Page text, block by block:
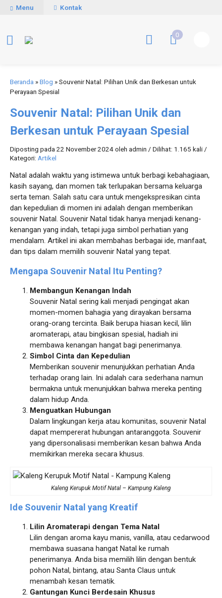
Menu Kontak
0
Beranda »Blog »Souvenir Natal: Pilihan Unik dan Berkesan untuk
Perayaan Spesial
Souvenir Natal: Pilihan Unik dan
Berkesan untuk Perayaan Spesial
Diposting pada 22 November 2024 oleh admin / Dilihat: 1.165 kali /
Kategori: Artikel
Natal adalah waktu yang istimewa untuk berbagi kebahagiaan,
kasih sayang, dan momen tak terlupakan bersama keluarga
serta teman. Salah satu cara untuk mengekspresikan cinta
dan kepedulian di momen ini adalah dengan memberikan
souvenir Natal. Souvenir Natal tidak hanya menjadi kenang-
kenangan yang indah, tetapi juga simbol perhatian yang
mendalam. Artikel ini akan membahas berbagai ide, manfaat,
dan tips dalam memilih souvenir Natal yang tepat.
Mengapa Souvenir Natal Itu Penting?
Membangun Kenangan Indah
Souvenir Natal sering kali menjadi pengingat akan
momen-momen bahagia yang dirayakan bersama
orang-orang tercinta. Baik berupa hiasan kecil, lilin
aromaterapi, atau bingkisan spesial, hadiah ini
membawa kenangan hangat bagi penerimanya.
Simbol Cinta dan Kepedulian
Memberikan souvenir menunjukkan perhatian Anda
terhadap orang lain. Ini adalah cara sederhana namun
bermakna untuk menunjukkan bahwa mereka penting
dalam hidup Anda.
Menguatkan Hubungan
Dalam lingkungan kerja atau komunitas, souvenir Natal
dapat mempererat hubungan antaranggota. Souvenir
yang dipersonalisasi memberikan kesan bahwa Anda
memikirkan mereka secara khusus.
Kaleng Kerupuk Motif Natal – Kampung Kaleng
Ide Souvenir Natal yang Kreatif
Lilin Aromaterapi dengan Tema Natal
Lilin dengan aroma kayu manis, vanilla, atau cedarwood
membawa suasana hangat Natal ke rumah
penerimanya. Anda bisa memilih lilin dengan bentuk
pohon Natal, bintang, atau Santa Claus untuk
menambah kesan tematik.
Gantungan Kunci Berdesain Khusus